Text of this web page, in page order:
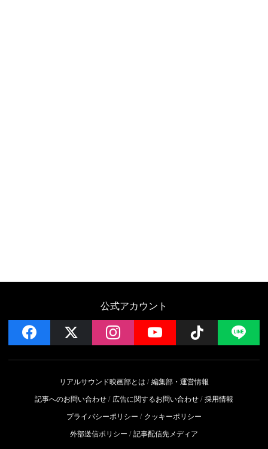
公式アカウント
facebook instagramYouTube Follow
リアルサウンド映画部とは
編集部・運営情報
記事へのお問い合わせ
広告に関するお問い合わせ 採用情報
プライバシーポリシー
クッキーポリシー
外部送信ポリシー
記事配信先メディア